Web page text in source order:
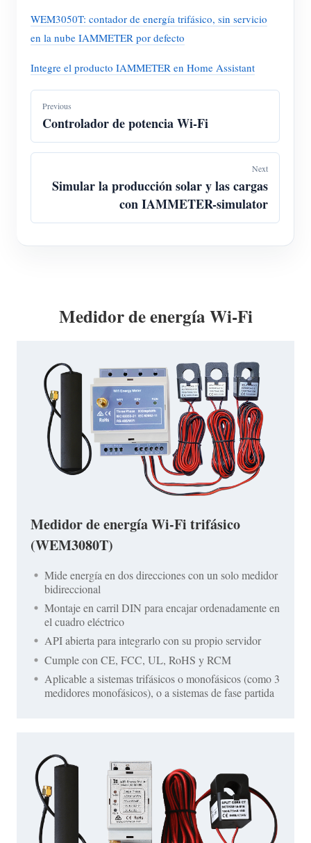
WEM3050T: contador de energía trifásico, sin servicio
en la nube IAMMETER por defecto
Integre el producto IAMMETER en Home Assistant
Previous
Controlador de potencia Wi-Fi
Next
Simular la producción solar y las cargas
con IAMMETER-simulator
Medidor de energía Wi-Fi
Medidor de energía Wi-Fi trifásico
(WEM3080T)
Mide energía en dos direcciones con un solo medidor
bidireccional
Montaje en carril DIN para encajar ordenadamente en
el cuadro eléctrico
API abierta para integrarlo con su propio servidor
Cumple con CE, FCC, UL, RoHS y RCM
Aplicable a sistemas trifásicos o monofásicos (como 3
medidores monofásicos), o a sistemas de fase partida